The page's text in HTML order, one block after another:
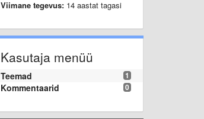
Viimane tegevus: 14 aastat tagasi
Kasutaja menüü
1
Teemad
0
Kommentaarid